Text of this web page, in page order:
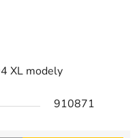
XL modely
910871